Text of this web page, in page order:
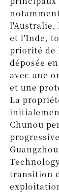
l'Australie,
et l'Inde,
priorité de
déposée
avec une
et une
La
Chunou
transition